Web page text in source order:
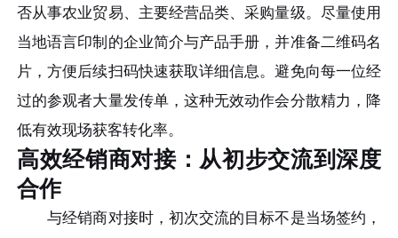
否从事农业贸易、主要经营品类、采购量级。尽量使用
当地语言印制的企业简介与产品手册，并准备二维码名
片，方便后续扫码快速获取详细信息。避免向每一位经
过的参观者大量发传单，这种无效动作会分散精力，降
低有效现场获客转化率。
高效经销商对接：从初步交流到深度
合作
与经销商对接时，初次交流的目标不是当场签约，